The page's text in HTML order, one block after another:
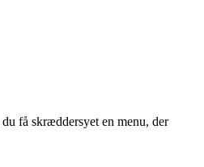
få skræddersyet en menu, der